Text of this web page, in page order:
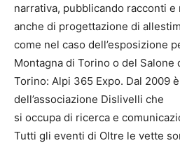
narrativa, pubblicando racconti e
anche di progettazione di
come nel caso dell’esposizione
Montagna di Torino o del Salone
Torino: Alpi 365 Expo. Dal 2009
dell’associazione Dislivelli che
si occupa di ricerca e
Tutti gli eventi di Oltre le vette